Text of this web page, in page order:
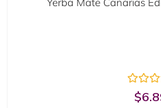
Valorado
con
$